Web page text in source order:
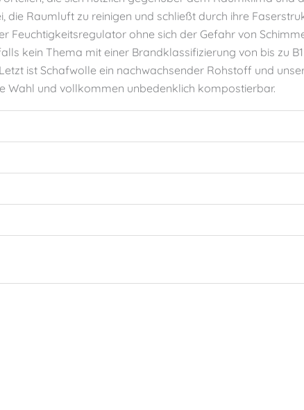
die Raumluft zu reinigen und schließt durch ihre
Feuchtigkeitsregulator ohne sich der Gefahr von
kein Thema mit einer Brandklassifizierung von bis zu
ist Schafwolle ein nachwachsender Rohstoff und
Wahl und vollkommen unbedenklich kompostierbar.